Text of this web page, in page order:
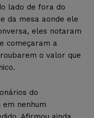
lado de fora do
da mesa aonde ele
eles notaram
começaram a
o valor que
do
nenhum